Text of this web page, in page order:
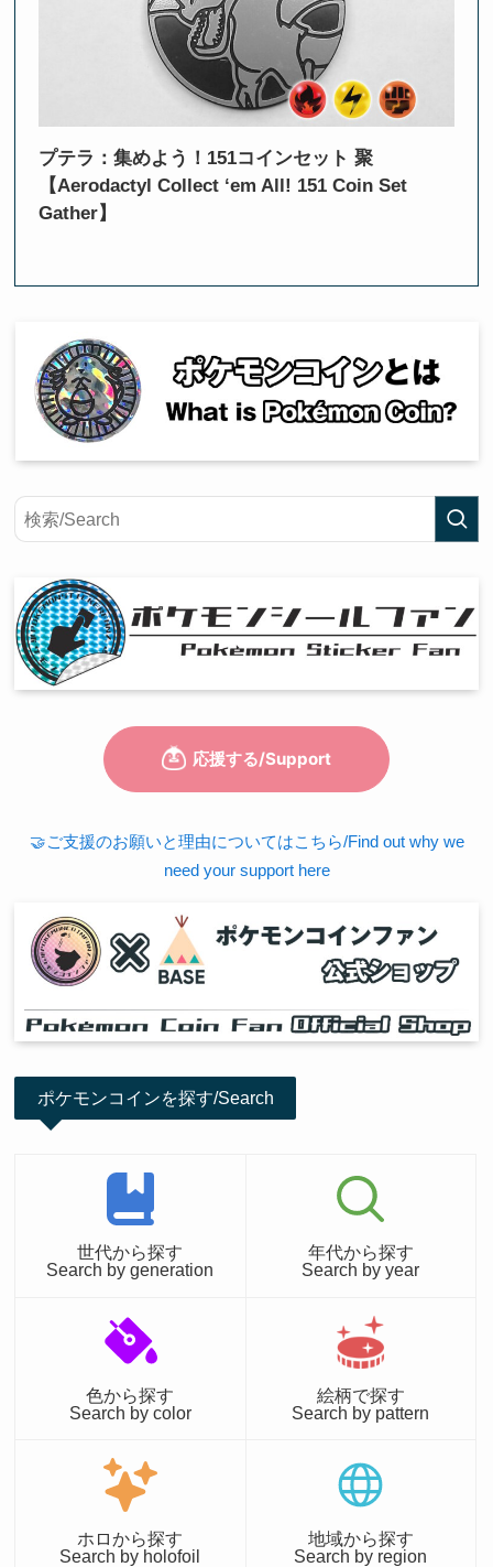
プテラ：集めよう！151コインセット 聚
【Aerodactyl Collect ‘em All! 151 Coin Set
Gather】
🤝ご支援のお願いと理由についてはこちら/Find out why we
need your support here
ポケモンコインを探す/Search
世代から探す
Search by generation
年代から探す
Search by year
色から探す
Search by color
絵柄で探す
Search by pattern
ホロから探す
Search by holofoil
地域から探す
Search by region